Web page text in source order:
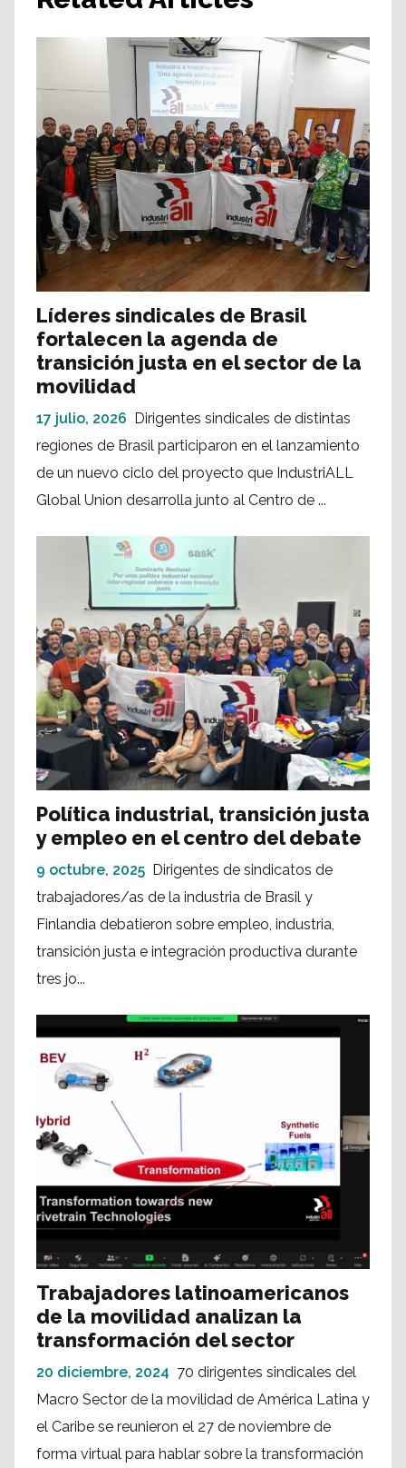
Líderes sindicales de Brasil
fortalecen la agenda de
transición justa en el sector de la
movilidad
17 julio, 2026
Dirigentes sindicales de distintas
regiones de Brasil participaron en el lanzamiento
de un nuevo ciclo del proyecto que IndustriALL
Global Union desarrolla junto al Centro de ...
Política industrial, transición justa
y empleo en el centro del debate
9 octubre, 2025 Dirigentes de sindicatos de
trabajadores/as de la industria de Brasil y
Finlandia debatieron sobre empleo, industria,
transición justa e integración productiva durante
tres jo...
Trabajadores latinoamericanos
de la movilidad analizan la
transformación del sector
20 diciembre, 2024 70 dirigentes sindicales del
Macro Sector de la movilidad de América Latina y
el Caribe se reunieron el 27 de noviembre de
forma virtual para hablar sobre la transformación